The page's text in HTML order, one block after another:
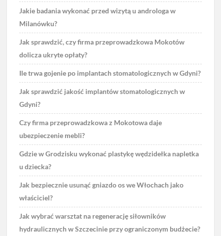
Jakie badania wykonać przed wizytą u androloga w
Milanówku?
Jak sprawdzić, czy firma przeprowadzkowa Mokotów
dolicza ukryte opłaty?
Ile trwa gojenie po implantach stomatologicznych w Gdyni?
Jak sprawdzić jakość implantów stomatologicznych w
Gdyni?
Czy firma przeprowadzkowa z Mokotowa daje
ubezpieczenie mebli?
Gdzie w Grodzisku wykonać plastykę wędzidełka napletka
u dziecka?
Jak bezpiecznie usunąć gniazdo os we Włochach jako
właściciel?
Jak wybrać warsztat na regenerację siłowników
hydraulicznych w Szczecinie przy ograniczonym budżecie?